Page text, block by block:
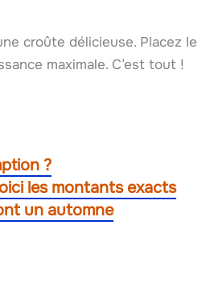
croûte délicieuse. Placez le
maximale. C’est tout !
?
les montants exacts
un automne